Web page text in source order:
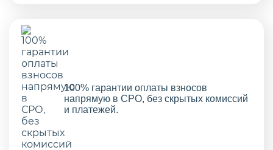
100% гарантии оплаты взносов
напрямую в СРО, без скрытых комиссий
и платежей.